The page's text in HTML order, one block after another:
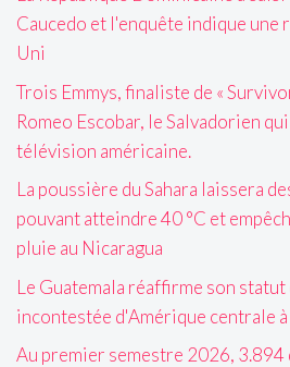
Caucedo et l'enquête indique une
Uni
Trois Emmys, finaliste de «
Romeo Escobar, le Salvadorien
télévision américaine.
La poussière du Sahara laissera
pouvant atteindre 40 °C et
pluie au Nicaragua
Le Guatemala réaffirme son
incontestée d'Amérique centrale
Au premier semestre 2026, 3.894